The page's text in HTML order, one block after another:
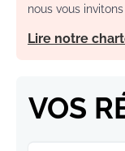
nous vous
Lire notre
VOS